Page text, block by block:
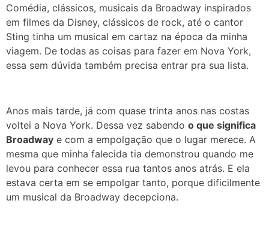
Comédia, clássicos, musicais da Broadway inspirados
em filmes da Disney, clássicos de rock, até o cantor
Sting tinha um musical em cartaz na época da minha
viagem. De todas as coisas para fazer em Nova York,
essa sem dúvida também precisa entrar pra sua lista.
Anos mais tarde, já com quase trinta anos nas costas
voltei a Nova York. Dessa vez sabendo o que significa
Broadway e com a empolgação que o lugar merece. A
mesma que minha falecida tia demonstrou quando me
levou para conhecer essa rua tantos anos atrás. E ela
estava certa em se empolgar tanto, porque dificilmente
um musical da Broadway decepciona.